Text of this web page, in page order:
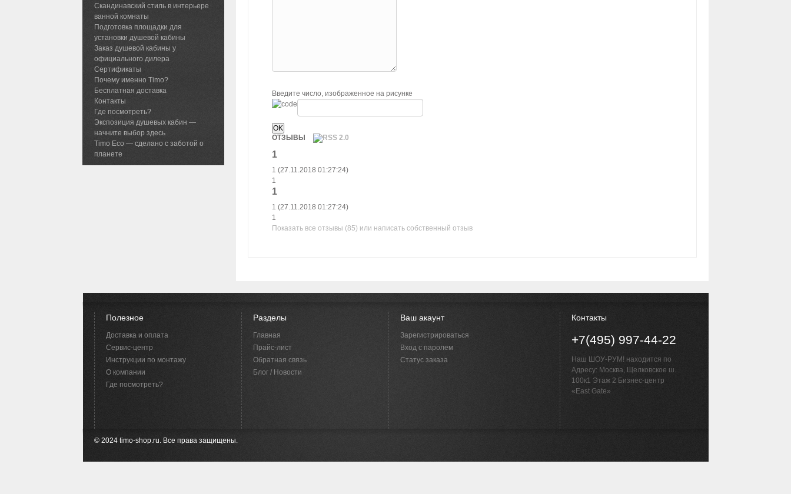
Введите число, изображенное на рисунке
ОТЗЫВЫ
1
1 (27.11.2018 01:27:24)
1
1
1 (27.11.2018 01:27:24)
1
Показать все отзывы (85) или написать собственный отзыв
Скандинавский стиль в интерьере
ванной комнаты
Подготовка площадки для
установки душевой кабины
Заказ душевой кабины у
официального дилера
Сертификаты
Почему именно Timo?
Бесплатная доставка
Контакты
Где посмотреть?
Экспозиция душевых кабин —
начните выбор здесь
Timo Eco — сделано с заботой о
планете
Полезное
Доставка и оплата
Сервис-центр
Инструкции по монтажу
O компании
Где посмотреть?
Разделы
Главная
Прайс-лист
Обратная связь
Блог / Новости
Ваш акаунт
Зарегистрироваться
Вход с паролем
Статус заказа
Контакты
+7(495) 997-44-22
Наш ШОУ-РУМ! находится по
Адресу: Москва, Щелковское ш.
100к1 Этаж 2 Бизнес-центр
«East Gate»
© 2024 timo-shop.ru. Все права защищены.